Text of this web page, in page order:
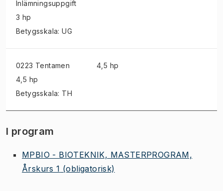
Inlämningsuppgift
3 hp
Betygsskala: UG
0223 Tentamen
4,5 hp
Betygsskala: TH
4,5 hp
I program
MPBIO - BIOTEKNIK, MASTERPROGRAM,
Årskurs 1 (obligatorisk)